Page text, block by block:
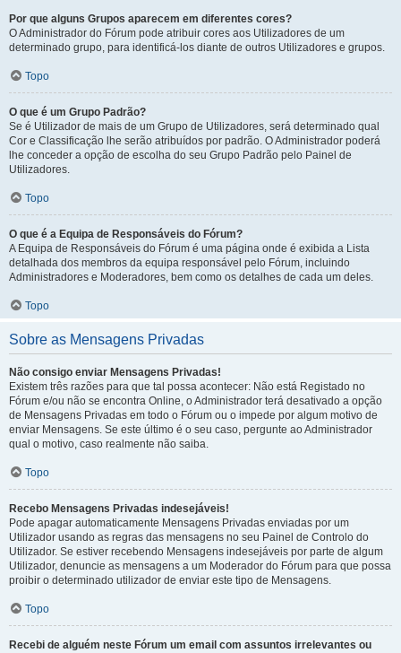
Por que alguns Grupos aparecem em diferentes cores?
O Administrador do Fórum pode atribuir cores aos Utilizadores de um
determinado grupo, para identificá-los diante de outros Utilizadores e grupos.
Topo
O que é um Grupo Padrão?
Se é Utilizador de mais de um Grupo de Utilizadores, será determinado qual
Cor e Classificação lhe serão atribuídos por padrão. O Administrador poderá
lhe conceder a opção de escolha do seu Grupo Padrão pelo Painel de
Utilizadores.
Topo
O que é a Equipa de Responsáveis do Fórum?
A Equipa de Responsáveis do Fórum é uma página onde é exibida a Lista
detalhada dos membros da equipa responsável pelo Fórum, incluindo
Administradores e Moderadores, bem como os detalhes de cada um deles.
Topo
Sobre as Mensagens Privadas
Não consigo enviar Mensagens Privadas!
Existem três razões para que tal possa acontecer: Não está Registado no
Fórum e/ou não se encontra Online, o Administrador terá desativado a opção
de Mensagens Privadas em todo o Fórum ou o impede por algum motivo de
enviar Mensagens. Se este último é o seu caso, pergunte ao Administrador
qual o motivo, caso realmente não saiba.
Topo
Recebo Mensagens Privadas indesejáveis!
Pode apagar automaticamente Mensagens Privadas enviadas por um
Utilizador usando as regras das mensagens no seu Painel de Controlo do
Utilizador. Se estiver recebendo Mensagens indesejáveis por parte de algum
Utilizador, denuncie as mensagens a um Moderador do Fórum para que possa
proibir o determinado utilizador de enviar este tipo de Mensagens.
Topo
Recebi de alguém neste Fórum um email com assuntos irrelevantes ou